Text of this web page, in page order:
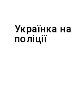
Українка
поліції